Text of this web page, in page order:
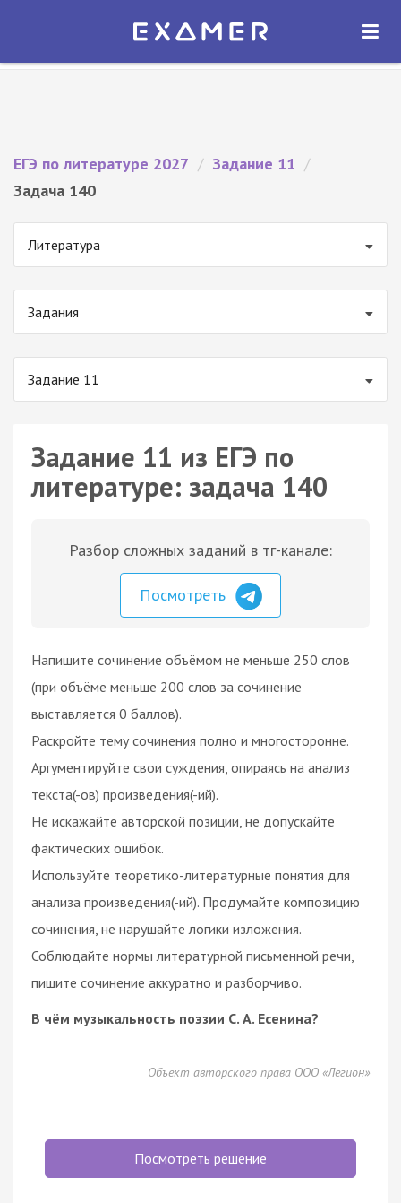
Экзамер — ЕГЭ 2027
ОТКРЫТЬ
ЕГЭ по литературе 2027 / Задание 11 /
Задача 140
Литература
Задания
Задание 11
Задание 11 из ЕГЭ по
литературе: задача 140
Разбор сложных заданий в тг-канале:
Посмотреть
Напишите сочинение объёмом не меньше 250 слов
(при объёме меньше 200 слов за сочинение
выставляется 0 баллов).
Раскройте тему сочинения полно и многосторонне.
Аргументируйте свои суждения, опираясь на анализ
текста(-ов) произведения(-ий).
Не искажайте авторской позиции, не допускайте
фактических ошибок.
Используйте теоретико-литературные понятия для
анализа произведения(-ий). Продумайте композицию
сочинения, не нарушайте логики изложения.
Соблюдайте нормы литературной письменной речи,
пишите сочинение аккуратно и разборчиво.
В чём музыкальность поэзии С. А. Есенина?
Объект авторского права ООО «Легион»
Посмотреть решение